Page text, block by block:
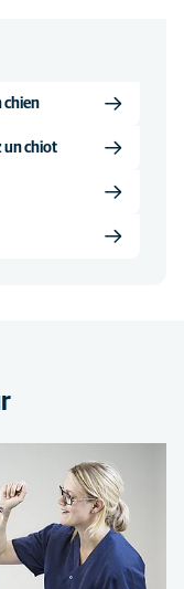
chien
un chiot